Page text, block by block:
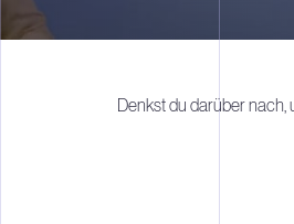
Denkst du darüber nach,